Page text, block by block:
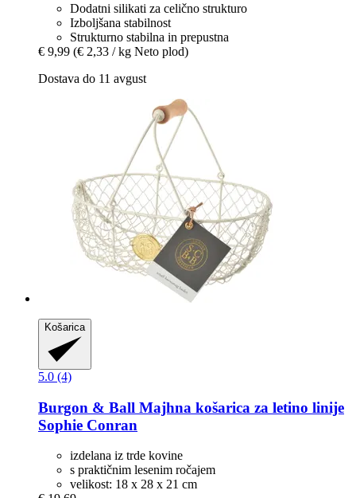
Dodatni silikati za celično strukturo
Izboljšana stabilnost
Strukturno stabilna in prepustna
€ 9,99 (€ 2,33 / kg Neto plod)
Dostava do 11 avgust
Košarica
5.0 (4)
Burgon & Ball Majhna košarica za letino linije
Sophie Conran
izdelana iz trde kovine
s praktičnim lesenim ročajem
velikost: 18 x 28 x 21 cm